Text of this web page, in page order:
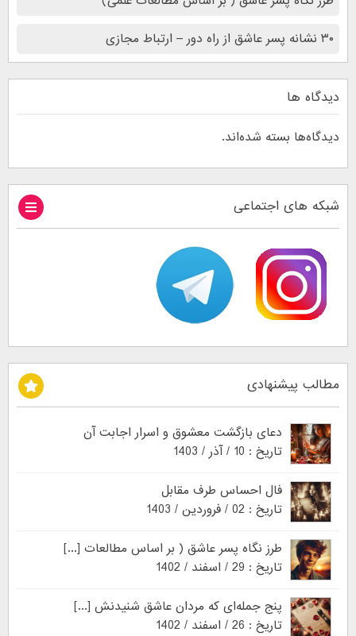
۳۰ نشانه پسر عاشق از راه دور – ارتباط مجازی
دیدگاه ها
دیدگاه‌ها بسته شده‌اند.
شبکه های اجتماعی
مطالب پیشنهادی
دعای بازگشت معشوق و اسرار اجابت آن
تاریخ : 10 / آذر / 1403
فال احساس طرف مقابل
تاریخ : 02 / فروردین / 1403
طرز نگاه پسر عاشق ( بر اساس مطالعات [...]
تاریخ : 29 / اسفند / 1402
پنج جمله‌ای که مردان عاشق شنیدنش [...]
تاریخ : 26 / اسفند / 1402